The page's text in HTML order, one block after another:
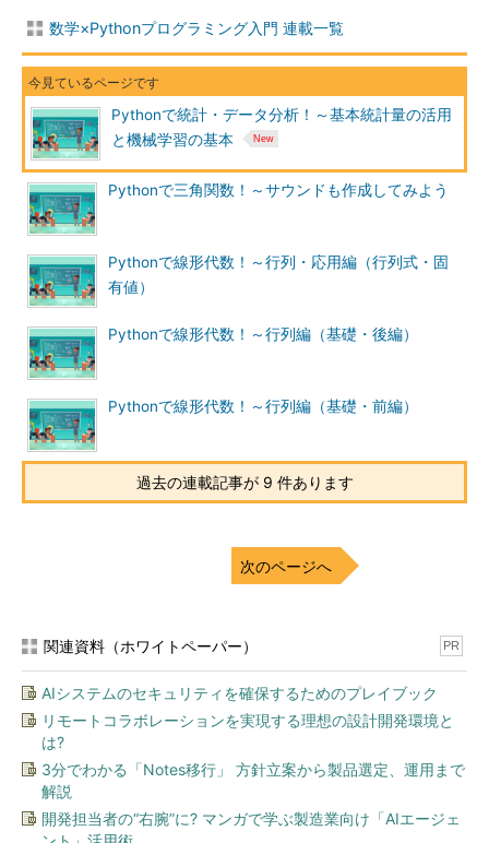
数学×Pythonプログラミング入門 連載一覧
Pythonで統計・データ分析！～基本統計量の活用
と機械学習の基本
Pythonで三角関数！～サウンドも作成してみよう
Pythonで線形代数！～行列・応用編（行列式・固
有値）
Pythonで線形代数！～行列編（基礎・後編）
Pythonで線形代数！～行列編（基礎・前編）
過去の連載記事が 9 件あります
次のページへ
関連資料（ホワイトペーパー） PR
AIシステムのセキュリティを確保するためのプレイブック
リモートコラボレーションを実現する理想の設計開発環境と
は?
3分でわかる「Notes移行」 方針立案から製品選定、運用まで
解説
開発担当者の“右腕”に? マンガで学ぶ製造業向け「AIエージェ